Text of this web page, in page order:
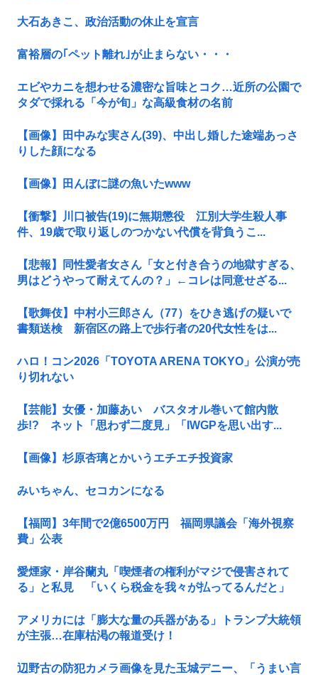
大石あきこ、政治活動の休止を宣言
富裕層の｢ペット離れ｣が止まらない・・・
エビやカニを想わせる濃密な旨味とコク…近所の公園で
タダで採れる「今が旬」な高級食材の名前
【画像】田中みな実さん(39)、中出し婚した途端あっさ
りした顔になる
【画像】田んぼに謎の魚いたwww
【衝撃】川口被告(19)に無期懲役 江別大学生殺人事
件、19歳で取り返しのつかない代償を背負うこ...
【悲報】同性愛者女さん「女と付き合うの地獄すぎる、
男はどうやって耐えてんの？」←コレは同意せざる...
【歌舞伎】中村小三郎さん（77）をひき逃げの疑いで
書類送検 新宿区の路上で歩行者の20代女性をは...
ハロ！コン2026「TOYOTA ARENA TOKYO」公演が売
り切れない
【芸能】女優・加藤あい バスタオル巻いて館内散
歩!? ネット「思わず二度見」「IWGPを思い出す...
【画像】杉原杏璃とかいうエチエチ投資家
みいちゃん、セコカンになる
【福岡】3年間で2億6500万円 福岡県議会「海外視察
費」公表
愛煙家・岸谷蘭丸「喫煙者の権利がマジで侵害されて
る」と私見 「いくら税金を我々が払ってるんだと」
アメリカには「膨大な量の兵器がある」トランプ大統領
が主張…在庫枯渇の報道受け！
辺野古の防犯カメラ画像を見た玉城デニー、「うまい言